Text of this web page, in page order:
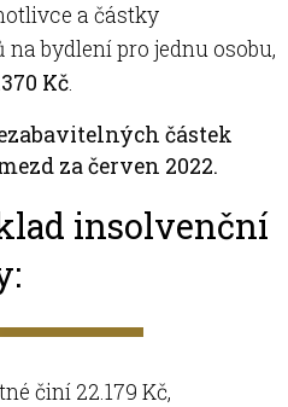
a částky
bydlení pro jednu osobu,
Kč.
částek
za červen 2022.
insolvenční
činí 22.179 Kč,